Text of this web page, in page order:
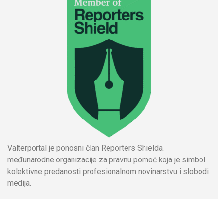
Valterportal je ponosni član Reporters Shielda,
međunarodne organizacije za pravnu pomoć koja je simbol
kolektivne predanosti profesionalnom novinarstvu i slobodi
medija.